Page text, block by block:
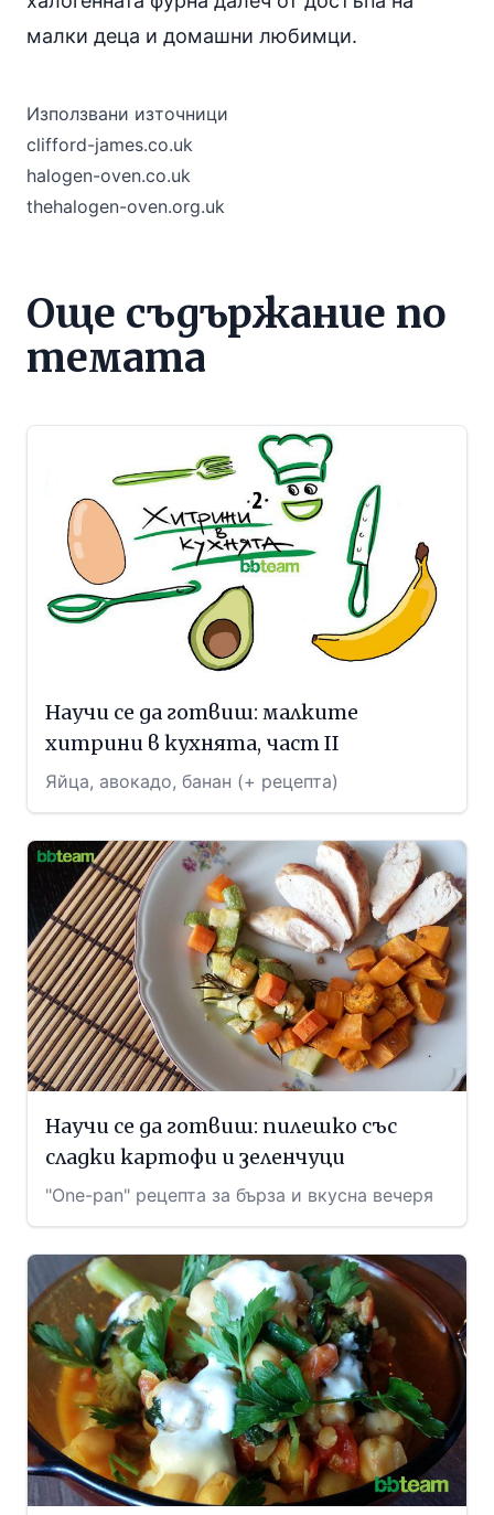
малки деца и домашни любимци.
Използвани източници
clifford-james.co.uk
halogen-oven.co.uk
thehalogen-oven.org.uk
Още съдържание по
темата
Научи се да готвиш: малките
хитрини в кухнята, част II
Яйца, авокадо, банан (+ рецепта)
Научи се да готвиш: пилешко със
сладки картофи и зеленчуци
"One-pan" рецепта за бърза и вкусна вечеря